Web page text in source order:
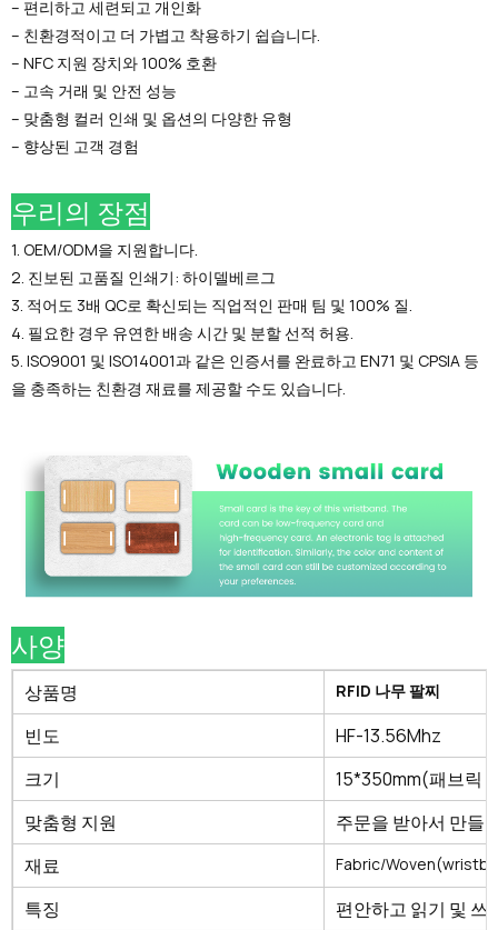
– 편리하고 세련되고 개인화
– 친환경적이고 더 가볍고 착용하기 쉽습니다.
– NFC 지원 장치와 100% 호환
– 고속 거래 및 안전 성능
– 맞춤형 컬러 인쇄 및 옵션의 다양한 유형
– 향상된 고객 경험
우리의 장점
1. OEM/ODM을 지원합니다.
2. 진보된 고품질 인쇄기: 하이델베르그
3. 적어도 3배 QC로 확신되는 직업적인 판매 팀 및 100% 질.
4. 필요한 경우 유연한 배송 시간 및 분할 선적 허용.
5. ISO9001 및 ISO14001과 같은 인증서를 완료하고 EN71 및 CPSIA 등
을 충족하는 친환경 재료를 제공할 수도 있습니다.
사양
상품명 RFID 나무 팔찌
빈도
HF-13.56Mhz
크기
15*350mm(패브릭
맞춤형 지원
주문을 받아서 만들
재료
Fabric/
특징
편안하고 읽기 및 쓰